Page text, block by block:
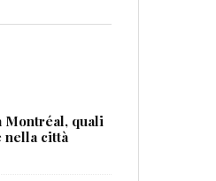
Montréal, quali
nella città